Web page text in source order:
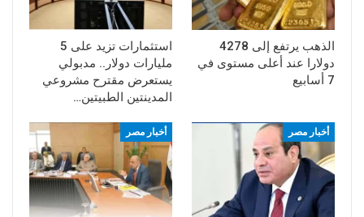
الذهب يرتفع إلى 4278
دولارا عند أعلى مستوى في
7 أسابيع
استثمارات تزيد على 5
مليارات دولار.. مدبولي
يستعرض مقترح مشروعي
المدينتين الطبيتين…
أخبار مصر أخبار مصر